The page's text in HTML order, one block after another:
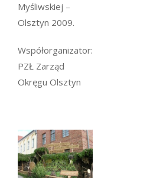
Myśliwskiej –
Olsztyn 2009.
Współorganizator:
PZŁ Zarząd
Okręgu Olsztyn